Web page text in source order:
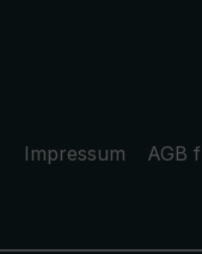
Impressum AGB